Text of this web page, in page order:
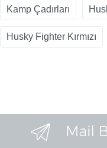
Kamp Çadırları
Husky Fighter Kırmızı